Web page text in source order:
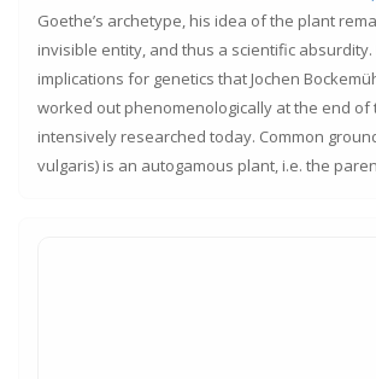
Goethe’s archetype, his idea of the plant
invisible entity, and thus a scientific absurdity.
implications for genetics that Jochen
worked out phenomenologically at the end of
intensively researched today. Common
vulgaris) is an autogamous plant, i.e. the